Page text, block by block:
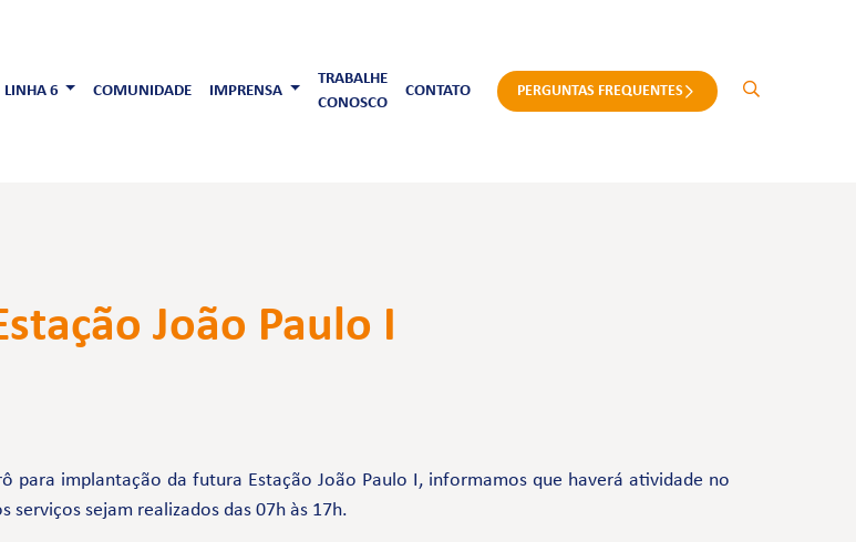
LINHA 6 COMUNIDADE IMPRENSA
TRABALHE
CONOSCO
CONTATO PERGUNTAS FREQUENTES
João Paulo I
para implantação da futura Estação João Paulo I, informamos que haverá atividade no
sejam realizados das 07h às 17h.